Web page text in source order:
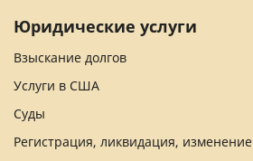
Юридические услуги
Взыскание долгов
Услуги в США
Суды
Регистрация, ликвидация, изменение